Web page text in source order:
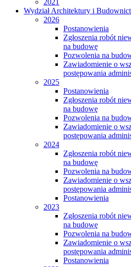
2021
Wydział Architektury i
2026
Postanowienia
Zgłoszenia robót
na budowę
Pozwolenia na
Zawiadomienie o
postępowania
2025
Postanowienia
Zgłoszenia robót
na budowę
Pozwolenia na
Zawiadomienie o
postępowania
2024
Zgłoszenia robót
na budowę
Pozwolenia na
Zawiadomienie o
postępowania
Postanowienia
2023
Zgłoszenia robót
na budowę
Pozwolenia na
Zawiadomienie o
postępowania
Postanowienia